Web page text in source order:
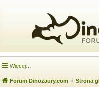
Więcej…
Forum Dinozaury.com Strona